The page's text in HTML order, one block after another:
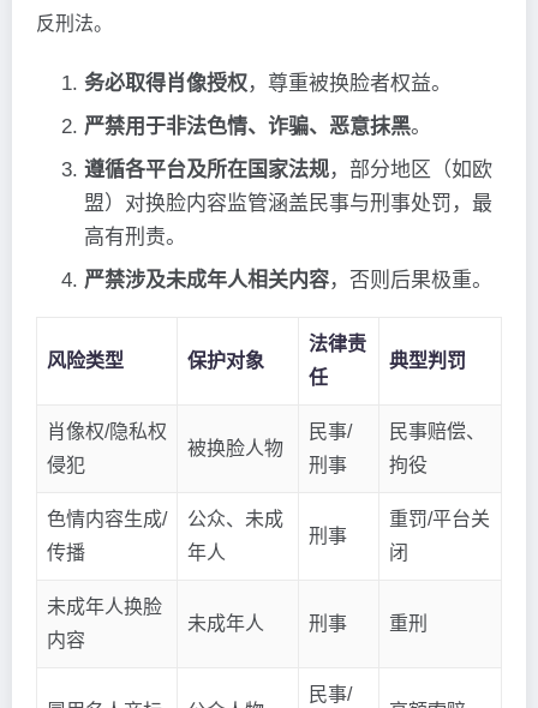
反刑法。
务必取得肖像授权，尊重被换脸者权益。
严禁用于非法色情、诈骗、恶意抹黑。
遵循各平台及所在国家法规，部分地区（如欧
盟）对换脸内容监管涵盖民事与刑事处罚，最
高有刑责。
严禁涉及未成年人相关内容，否则后果极重。
风险类型 保护对象
法律责
任
典型判罚
肖像权/隐私权
侵犯
被换脸人物
民事/
刑事
民事赔偿、
拘役
色情内容生成/
传播
公众、未成
年人
刑事
重罚/平台关
闭
未成年人换脸
内容
未成年人 刑事 重刑
民事/